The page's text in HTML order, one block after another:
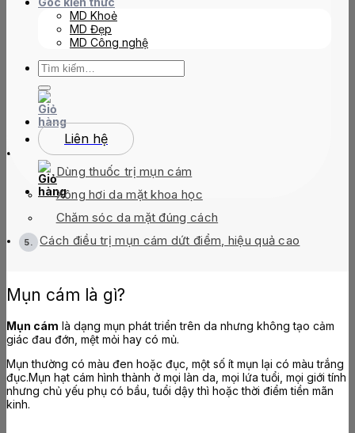
MD Khoẻ
MD Đẹp
MD Công nghệ
kiếm:
Liên hệ
TABLE OF CONTENTS
Mụn cám là gì?
Mụn cám thường xuất hiện ở đâu?
Nguyên nhân khiến da mặt sần sùi nhiều mụn cám
Các cách cải thiện mụn cám tại nhà an toàn
Dùng thuốc trị mụn cám
Xông hơi da mặt khoa học
Chăm sóc da mặt đúng cách
Cách điều trị mụn cám dứt điểm, hiệu quả cao
Mụn cám là gì?
Mụn cám là dạng mụn phát triển trên da nhưng không tạo cảm
giác đau đớn, mệt mỏi hay có mủ.
Mụn thường có màu đen hoặc đục, một số ít mụn lại có màu trắng
đục.Mụn hạt cám hình thành ở mọi làn da, mọi lứa tuổi, mọi giới tính
nhưng chủ yếu phụ có bầu, tuổi dậy thì hoặc thời điểm tiền mãn
kinh.